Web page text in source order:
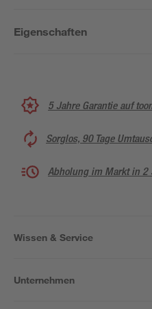
Eigenschaften
5 Jahre Garantie auf
Sorglos, 90 Tage
Abholung im Markt in 2
Wissen & Service
Unternehmen